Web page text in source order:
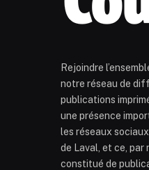
Rejoindre
notre réseau de
publications
une présence
les réseaux
de Laval, et ce,
constitué de